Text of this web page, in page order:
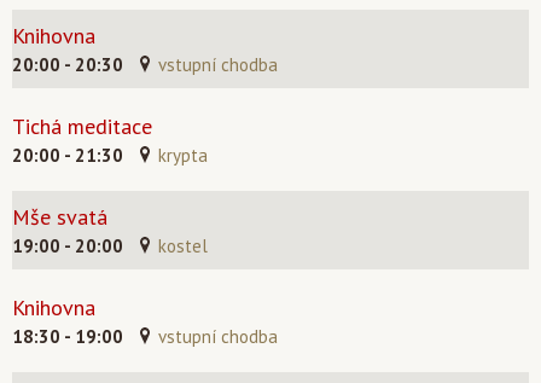
Knihovna
20:00 - 20:30 vstupní chodba
Tichá meditace
20:00 - 21:30 krypta
Mše svatá
19:00 - 20:00 kostel
Knihovna
18:30 - 19:00 vstupní chodba